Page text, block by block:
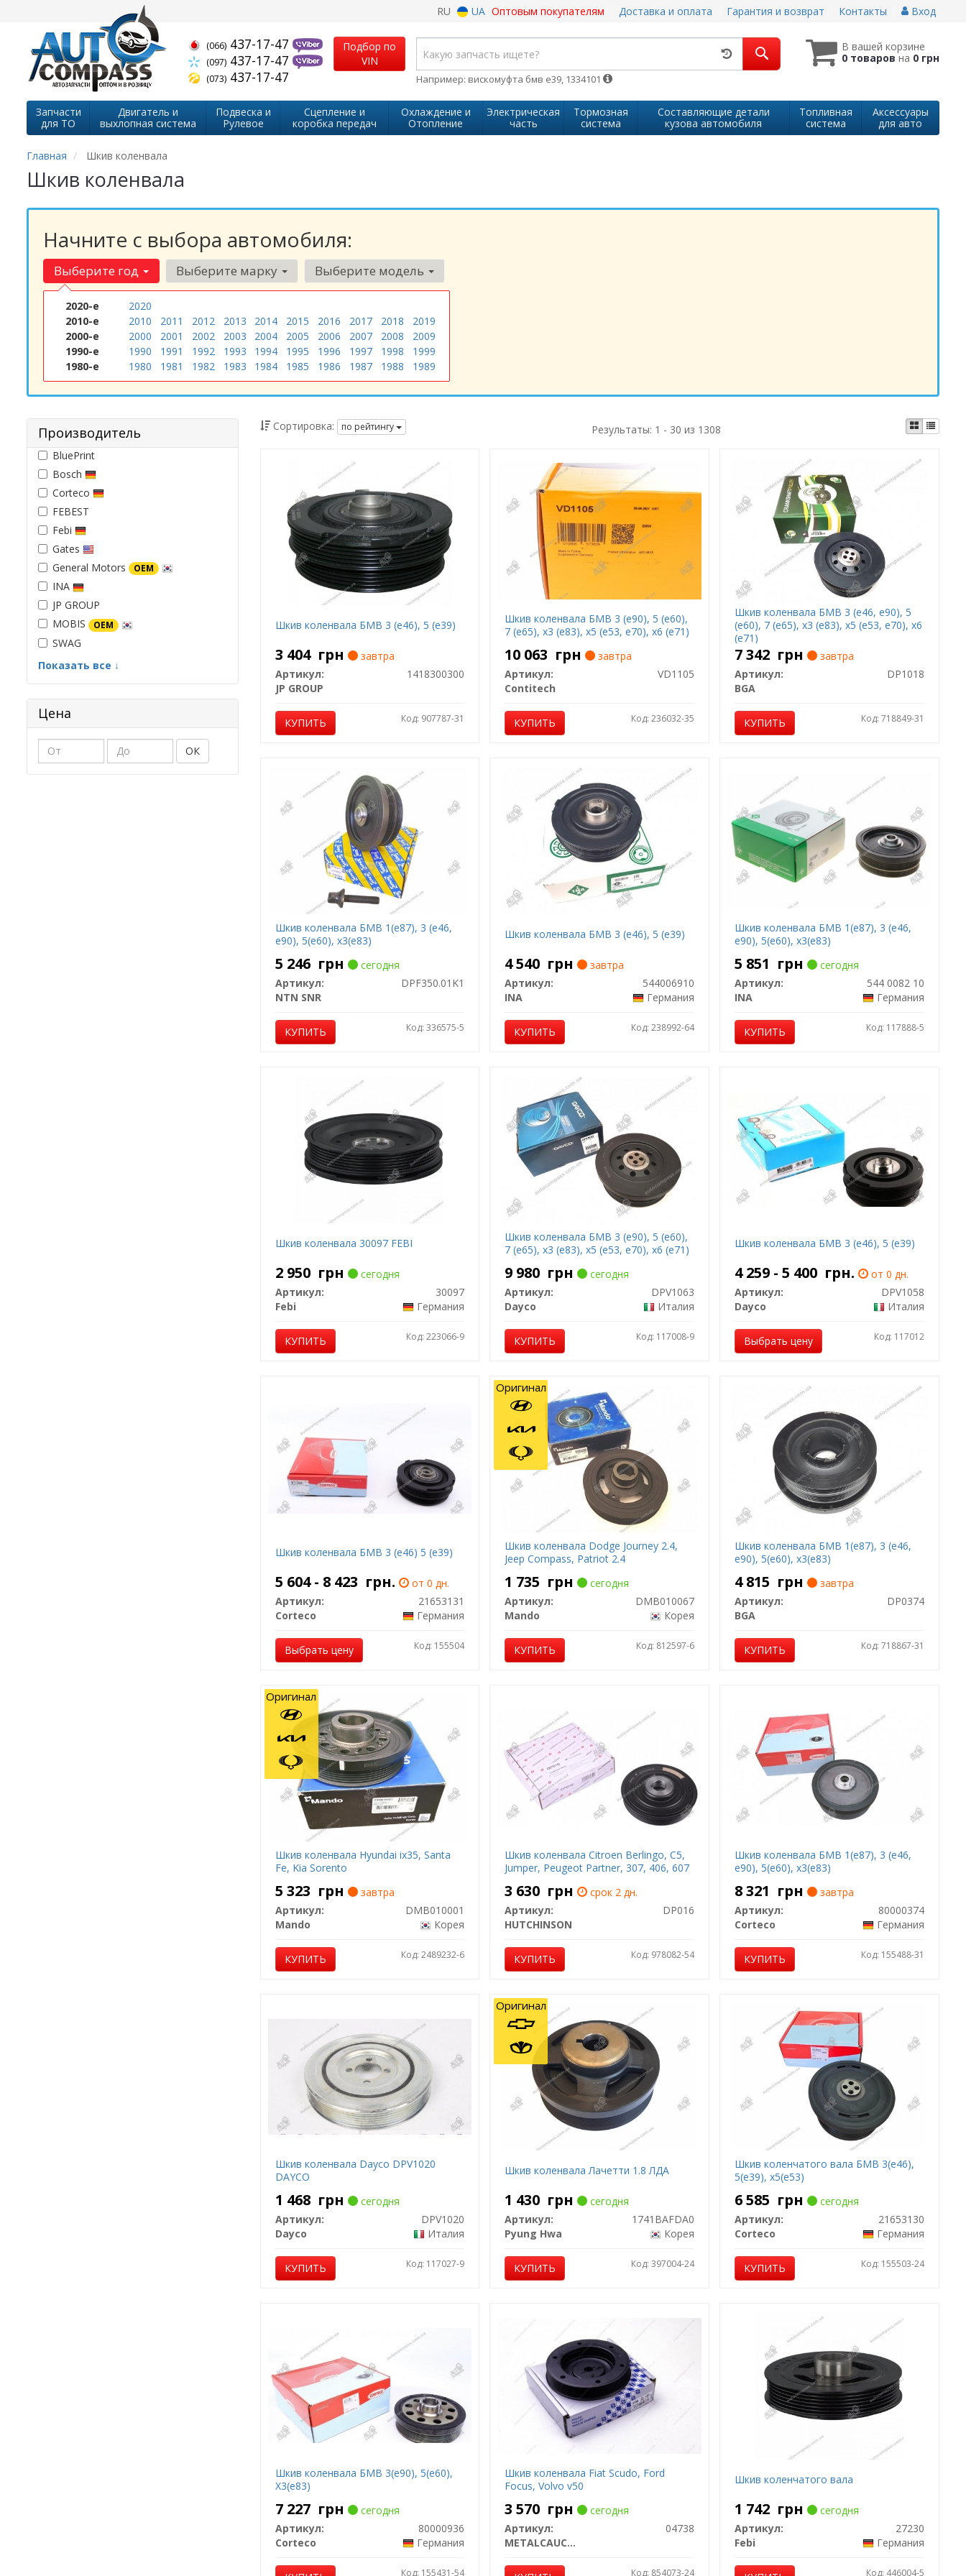
RU UA Оптовым покупателям Доставка и оплата Гарантия и возврат Контакты Вход
(066) 437-17-47
(097) 437-17-47
(073) 437-17-47
Подбор по
VIN
В вашей корзине
0 товаровна 0 грн
Например: вискомуфта бмв е39, 1334101
Запчасти
для ТО
Двигатель и
выхлопная система
Подвеска и
Рулевое
Сцепление и
коробка передач
Охлаждение и
Отопление
Электрическая
часть
Тормозная
система
Составляющие детали
кузова автомобиля
Топливная
система
Аксессуары
для авто
Главная Шкив коленвала
Шкив коленвала
Начните с выбора автомобиля:
Выберите год
2020-е
2020
2010-е
2010 2011 2012 2013 2014 2015 2016 2017 2018
2019
2000-е
2000 2001 2002 2003 2004 2005 2006 2007 2008
2009
1990-е
1990 1991 1992 1993 1994 1995 1996 1997 1998
1999
1980-е
1980 1981 1982 1983 1984 1985 1986 1987 1988 1989
Выберите марку Выберите модель
Производитель
BluePrint
Bosch
Corteco
FEBEST
Febi
Gates
General Motors
OEM
INA
JP GROUP
MOBIS
OEM
SWAG
Показать все ↓
Цена
ОК
Сортировка: по рейтингу Результаты: 1 - 30 из 1308
Шкив коленвала БМВ 3 (е46), 5 (е39)
3 404 грн
завтра
Артикул:
1418300300
JP GROUP
КУПИТЬ Код: 907787-31
Шкив коленвала БМВ 3 (е90), 5 (е60),
7 (е65), х3 (е83), х5 (е53, е70), х6 (е71)
10 063 грн
завтра
Артикул:
VD1105
Contitech
КУПИТЬ Код: 236032-35
Шкив коленвала БМВ 3 (е46, е90), 5
(е60), 7 (е65), х3 (е83), х5 (е53, е70), х6
(е71)
7 342 грн
завтра
Артикул:
DP1018
BGA
КУПИТЬ Код: 718849-31
Шкив коленвала БМВ 1(е87), 3 (е46,
е90), 5(е60), х3(е83)
5 246 грн
сегодня
Артикул:
DPF350.01K1
NTN SNR
КУПИТЬ Код: 336575-5
Шкив коленвала БМВ 3 (е46), 5 (е39)
4 540 грн
завтра
Артикул:
544006910
INA
Германия
КУПИТЬ Код: 238992-64
Шкив коленвала БМВ 1(е87), 3 (е46,
е90), 5(е60), х3(е83)
5 851 грн
сегодня
Артикул:
544 0082 10
INA
Германия
КУПИТЬ Код: 117888-5
Шкив коленвала 30097 FEBI
2 950 грн
сегодня
Артикул:
30097
Febi
Германия
КУПИТЬ Код: 223066-9
Шкив коленвала БМВ 3 (е90), 5 (е60),
7 (е65), х3 (е83), х5 (е53, е70), х6 (е71)
9 980 грн
сегодня
Артикул:
DPV1063
Dayco
Италия
КУПИТЬ Код: 117008-9
Шкив коленвала БМВ 3 (е46), 5 (е39)
4 259 - 5 400 грн.
от 0 дн.
Артикул:
DPV1058
Dayco
Италия
Выбрать цену Код: 117012
Шкив коленвала БМВ 3 (е46) 5 (е39)
5 604 - 8 423 грн.
от 0 дн.
Артикул:
21653131
Corteco
Германия
Выбрать цену Код: 155504
Шкив коленвала Dodge Journey 2.4,
Jeep Compass, Patriot 2.4
1 735 грн
сегодня
Артикул:
DMB010067
Mando
Корея
КУПИТЬ Код: 812597-6
Оригинал
Шкив коленвала БМВ 1(е87), 3 (е46,
е90), 5(е60), х3(е83)
4 815 грн
завтра
Артикул:
DP0374
BGA
КУПИТЬ Код: 718867-31
Шкив коленвала Hyundai ix35, Santa
Fe, Kia Sorento
5 323 грн
завтра
Артикул:
DMB010001
Mando
Корея
КУПИТЬ Код: 2489232-6
Оригинал
Шкив коленвала Citroen Berlingo, C5,
Jumper, Peugeot Partner, 307, 406, 607
3 630 грн
срок 2 дн.
Артикул:
DP016
HUTCHINSON
КУПИТЬ Код: 978082-54
Шкив коленвала БМВ 1(е87), 3 (е46,
е90), 5(е60), х3(е83)
8 321 грн
завтра
Артикул:
80000374
Corteco
Германия
КУПИТЬ Код: 155488-31
Шкив коленвала Dayco DPV1020
DAYCO
1 468 грн
сегодня
Артикул:
DPV1020
Dayco
Италия
КУПИТЬ Код: 117027-9
Шкив коленвала Лачетти 1.8 ЛДА
1 430 грн
сегодня
Артикул:
1741BAFDA0
Pyung Hwa
Корея
КУПИТЬ Код: 397004-24
Оригинал
Шкив коленчатого вала БМВ 3(е46),
5(е39), х5(е53)
6 585 грн
сегодня
Артикул:
21653130
Corteco
Германия
КУПИТЬ Код: 155503-24
Шкив коленвала БМВ 3(е90), 5(е60),
Х3(е83)
7 227 грн
сегодня
Артикул:
80000936
Corteco
Германия
Код: 155431-54
Шкив коленвала Fiat Scudo, Ford
Focus, Volvo v50
3 570 грн
сегодня
Артикул:
04738
METALCAUCHO
Код: 854073-24
Шкив коленчатого вала
1 742 грн
сегодня
Артикул:
27230
Febi
Германия
Код: 446004-5